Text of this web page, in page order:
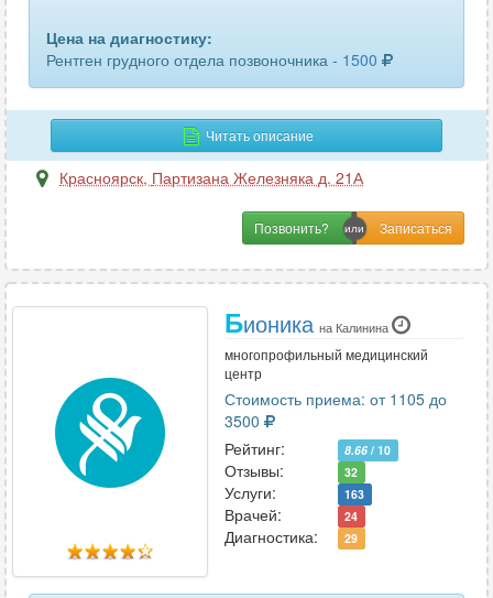
Цена на диагностику:
Рентген грудного отдела позвоночника - 1500
Читать описание
Красноярск, Партизана Железняка д. 21А
Позвонить?
Бионика на Калинина
многопрофильный медицинский
центр
Стоимость приема: от 1105 до
3500
Рейтинг:
8.66 / 10
Отзывы: 32
Услуги: 163
Врачей: 24
Диагностика: 29